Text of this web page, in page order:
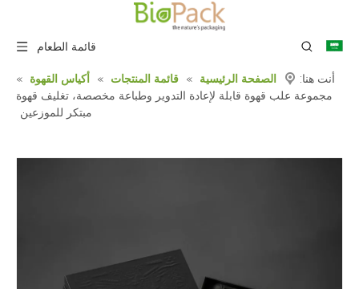
قائمة الطعام
أنت هنا: الصفحة الرئيسية » قائمة المنتجات » أكياس القهوة
»
مجموعة علب قهوة قابلة لإعادة التدوير وطباعة مخصصة، تغليف قهوة
مبتكر للموزعين